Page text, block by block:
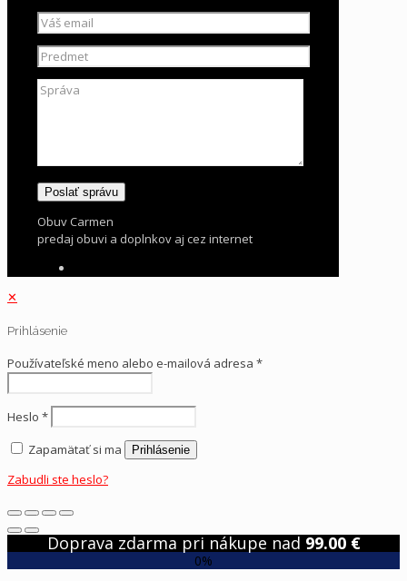
Obuv Carmen
predaj obuvi a doplnkov aj cez internet
✕
Prihlásenie
Používateľské meno alebo e-mailová adresa *
Heslo *
Zapamätať si ma
Prihlásenie
Zabudli ste heslo?
Doprava zdarma pri nákupe nad 99.00 €
0%